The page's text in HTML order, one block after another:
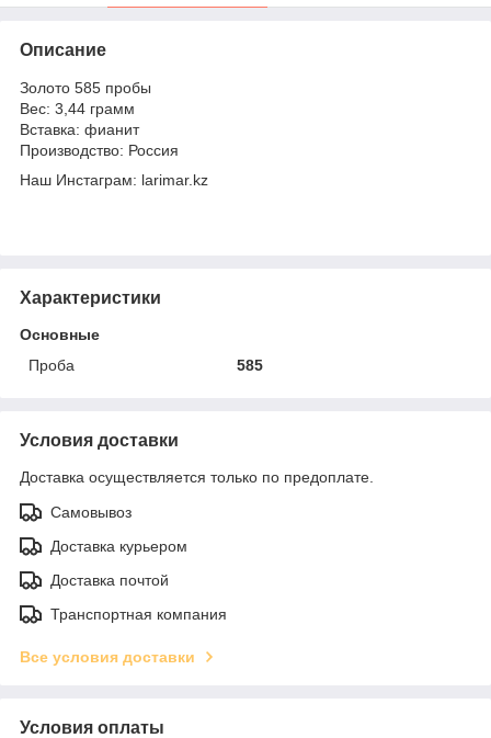
Описание
Золото 585 пробы
Вес: 3,44 грамм
Вставка: фианит
Производство: Россия
Наш Инстаграм: larimar.kz
Характеристики
Основные
Проба
585
Условия доставки
Доставка осуществляется только по предоплате.
Самовывоз
Доставка курьером
Доставка почтой
Транспортная компания
Все условия доставки
Условия оплаты